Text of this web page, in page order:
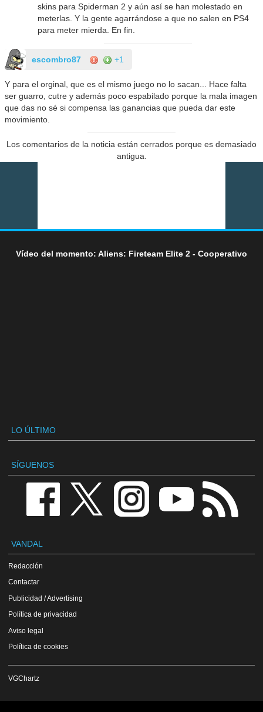
skins para Spiderman 2 y aún así se han molestado en
meterlas. Y la gente agarrándose a que no salen en PS4
para meter mierda. En fin.
escombro87 +1
Y para el orginal, que es el mismo juego no lo sacan... Hace falta
ser guarro, cutre y además poco espabilado porque la mala imagen
que das no sé si compensa las ganancias que pueda dar este
movimiento.
Los comentarios de la noticia están cerrados porque es demasiado
antigua.
Vídeo del momento: Aliens: Fireteam Elite 2 - Cooperativo
LO ÚLTIMO
SÍGUENOS
VANDAL
Redacción
Contactar
Publicidad / Advertising
Política de privacidad
Aviso legal
Política de cookies
VGChartz